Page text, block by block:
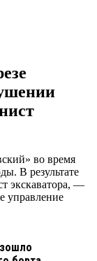
во время
В результате
экскаватора, —
управление